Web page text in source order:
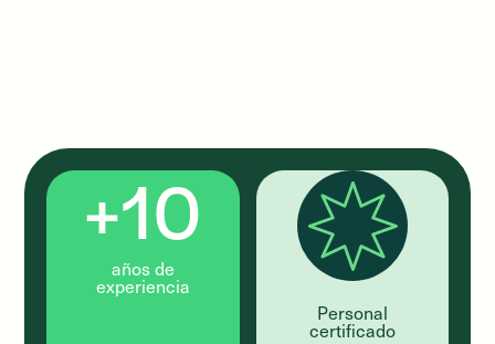
+10
años de
experiencia
Personal
certificado